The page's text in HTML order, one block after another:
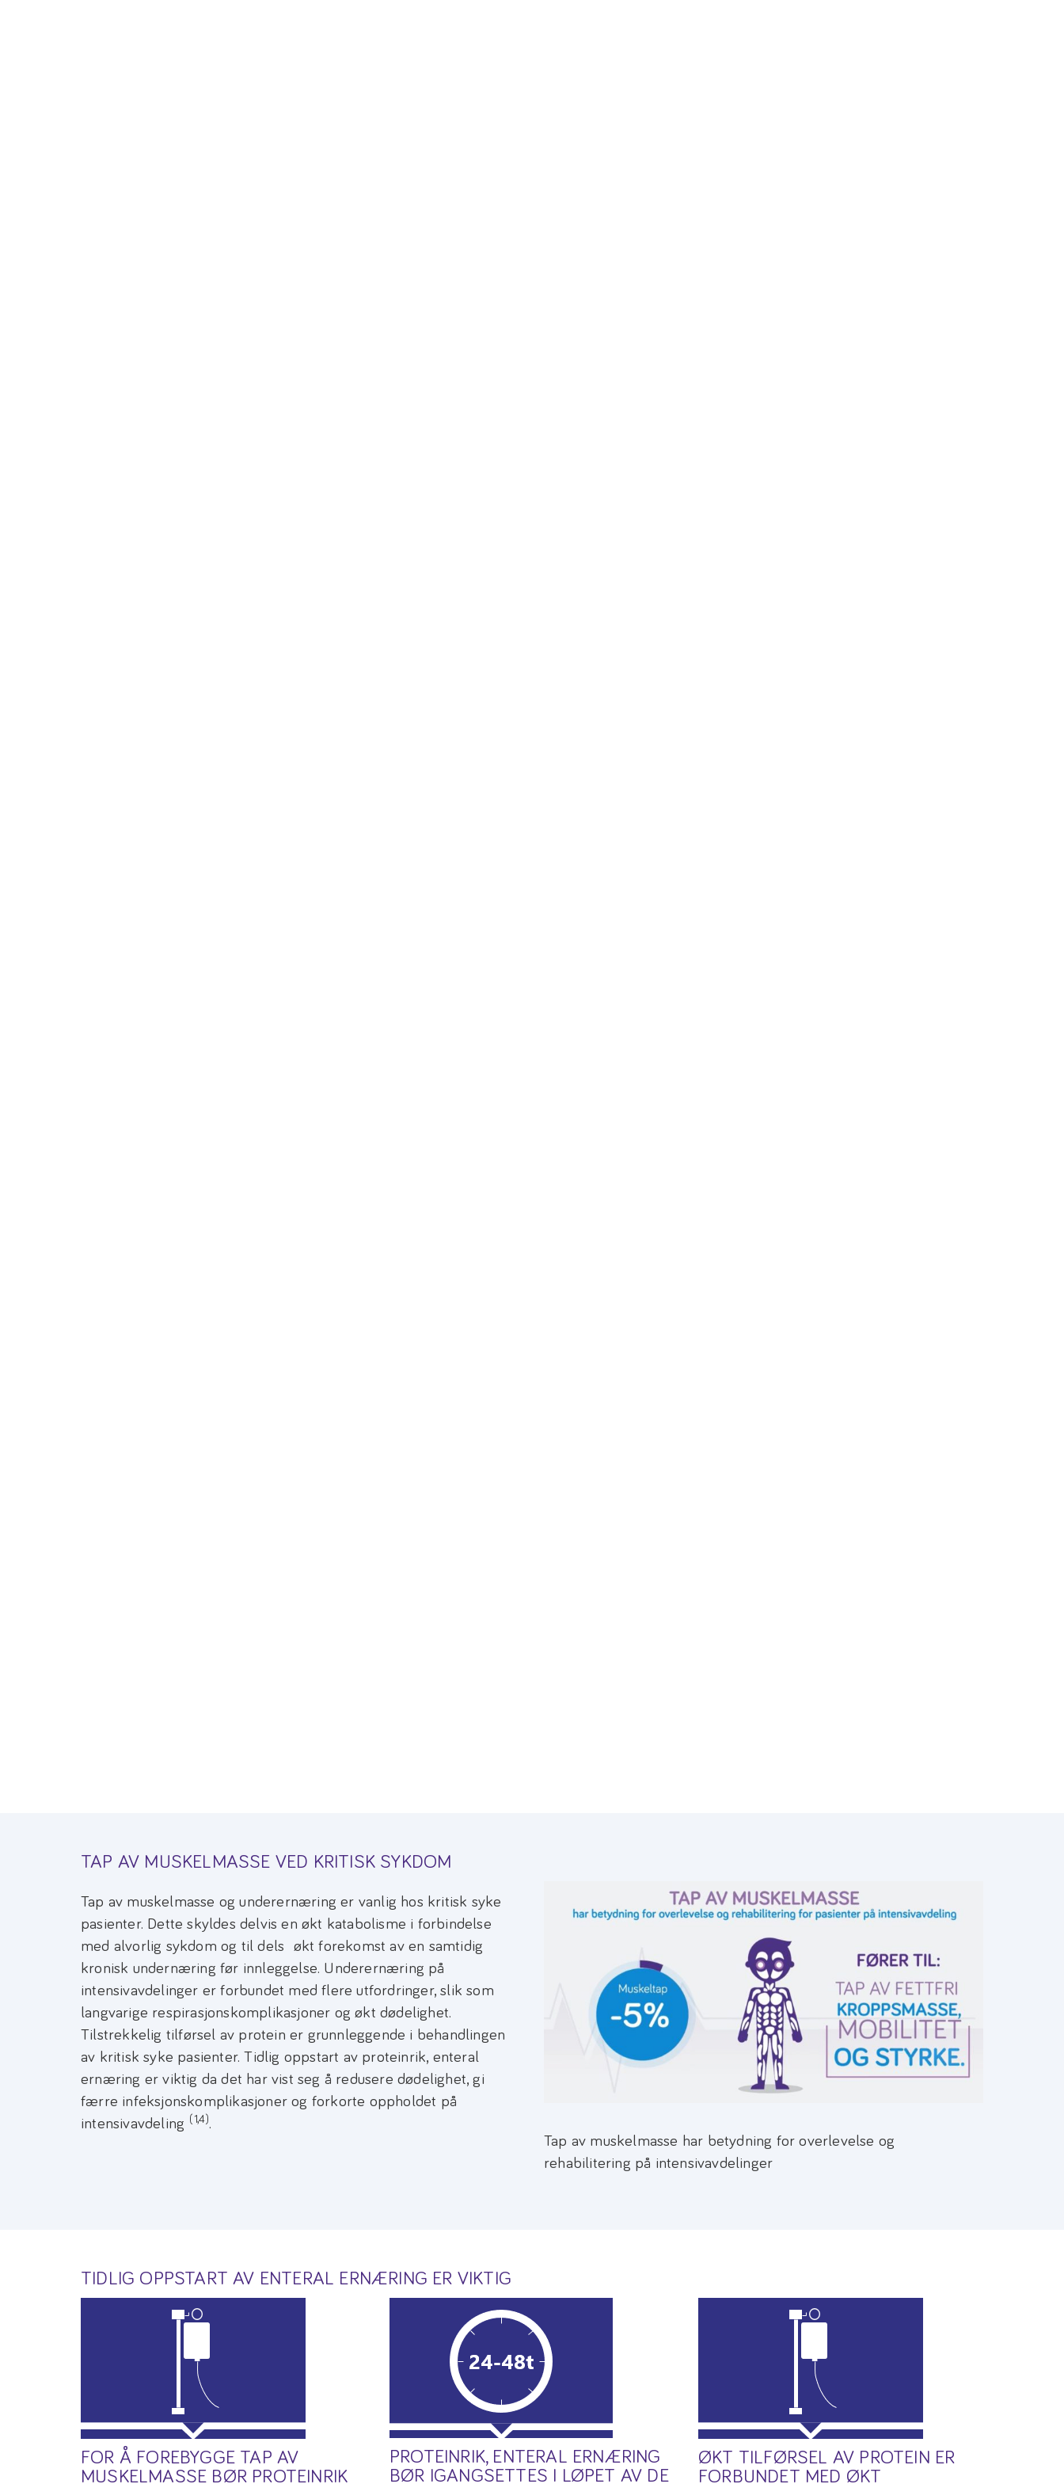
TAP AV MUSKELMASSE VED KRITISK SYKDOM
Tap av muskelmasse og underernæring er vanlig hos kritisk syke
pasienter. Dette skyldes delvis en økt katabolisme i forbindelse
med alvorlig sykdom og til dels økt forekomst av en samtidig
kronisk undernæring før innleggelse. Underernæring på
intensivavdelinger er forbundet med flere utfordringer, slik som
langvarige respirasjonskomplikasjoner og økt dødelighet.
Tilstrekkelig tilførsel av protein er grunnleggende i behandlingen
av kritisk syke pasienter. Tidlig oppstart av proteinrik, enteral
ernæring er viktig da det har vist seg å redusere dødelighet, gi
færre infeksjonskomplikasjoner og forkorte oppholdet på
intensivavdeling (1,4).
Tap av muskelmasse har betydning for overlevelse og
rehabilitering på intensivavdelinger
TIDLIG OPPSTART AV ENTERAL ERNÆRING ER VIKTIG
FOR Å FOREBYGGE TAP AV
MUSKELMASSE BØR PROTEINRIK
PROTEINRIK, ENTERAL ERNÆRING
BØR IGANGSETTES I LØPET AV DE
ØKT TILFØRSEL AV PROTEIN ER
FORBUNDET MED ØKT